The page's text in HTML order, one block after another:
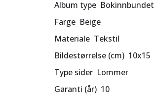
Album type Bokinnbundet
Farge Beige
Materiale Tekstil
Bildestørrelse (cm) 10x15
Type sider Lommer
Garanti (år) 10